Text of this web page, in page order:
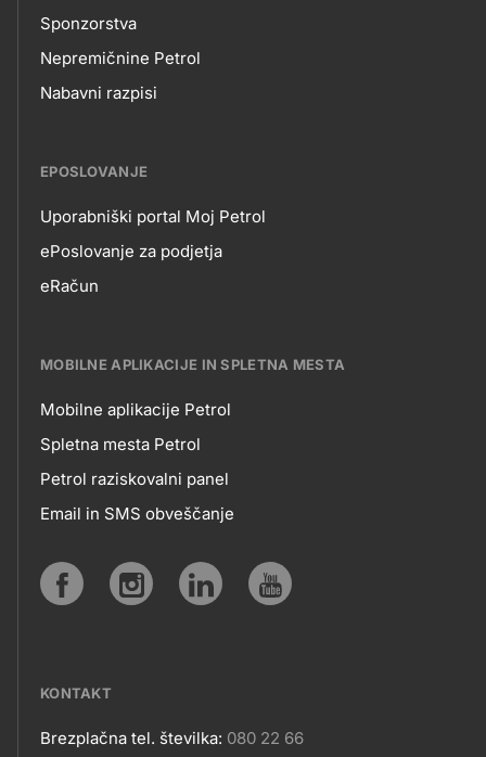
Sponzorstva
Nepremičnine Petrol
Nabavni razpisi
EPOSLOVANJE
EPOSLOVANJE
Uporabniški portal Moj Petrol
ePoslovanje za podjetja
eRačun
MOBILNE APLIKACIJE IN SPLETNA MESTA
MOBILNE
APLIKACIJE
SPLETNA
Mobilne aplikacije Petrol
Spletna mesta Petrol
Petrol raziskovalni panel
Email in SMS obveščanje
KONTAKT
Brezplačna tel. številka: 080 22 66